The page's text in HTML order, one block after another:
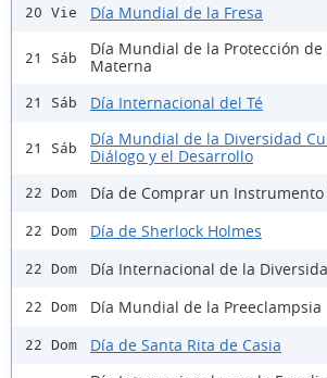
20 Vie Día Mundial de la Fresa
21 Sáb
Día Mundial de la Protección de
Materna
21 Sáb Día Internacional del Té
21 Sáb
Día Mundial de la Diversidad
Diálogo y el Desarrollo
22 Dom Día de Comprar un
22 Dom Día de Sherlock Holmes
22 Dom Día Internacional de la
22 Dom Día Mundial de la Preeclampsia
22 Dom Día de Santa Rita de Casia